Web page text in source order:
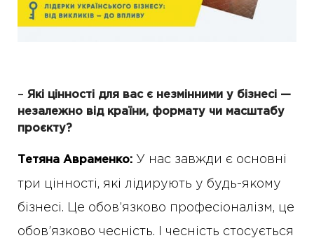
– Які цінності для вас є незмінними у бізнесі —
незалежно від країни, формату чи масштабу
проєкту?
Тетяна Авраменко: У нас завжди є основні
три цінності, які лідирують у будь-якому
бізнесі. Це обов’язково професіоналізм, це
обов’язково чесність. І чесність стосується